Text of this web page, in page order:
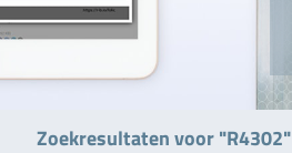
Zoekresultaten voor "R4302"